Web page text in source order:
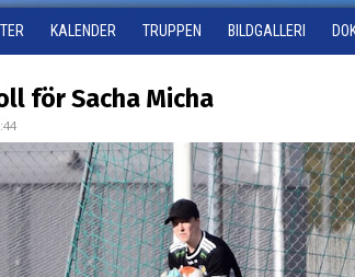
KALENDER TRUPPEN BILDGALLERI
för Sacha Micha